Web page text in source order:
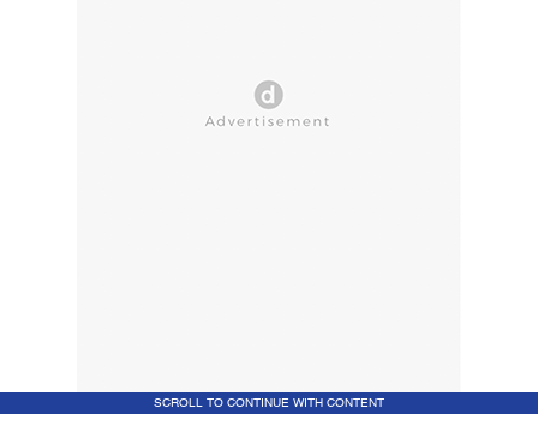
SCROLL TO CONTINUE WITH CONTENT